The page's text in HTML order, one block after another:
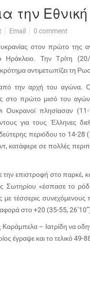
την
Email 0 comment
στον πρώτο της
Ηράκλειο. Την Τρίτη
αντιμετωπίζει τη
την αρχή του αγώνα.
στο πρώτο μισό του
Ουκρανοί πλησίασαν
για τους Έλληνες
περιόδου το 14-28
κατάφερε σε πολλές
επιστροφή στο παρκέ,
«έσπασε το
με τέσσερις
στο +20 (35-55,
– Ιατρίδη να
έγραψε και το τελικό 49-